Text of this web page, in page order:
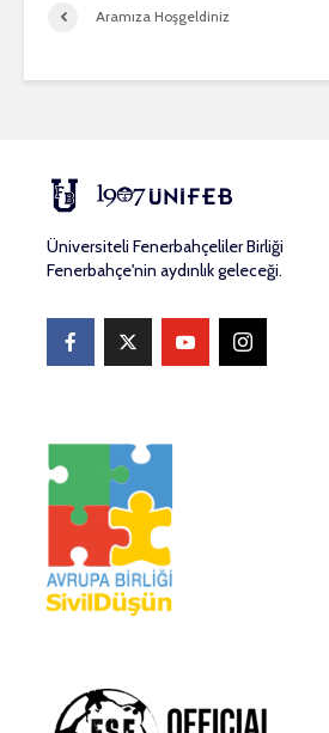
Aramıza Hoşgeldiniz
Üniversiteli Fenerbahçeliler Birliği
Fenerbahçe'nin aydınlık geleceği.